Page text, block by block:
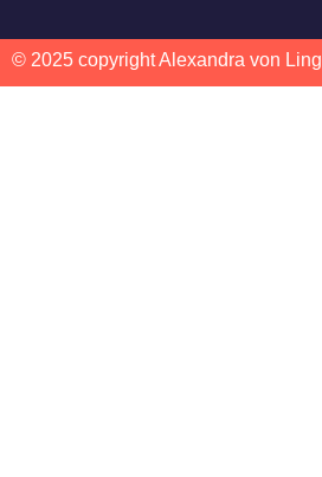
© 2025 copyright Alexandra von